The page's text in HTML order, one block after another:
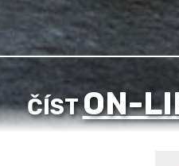
ČÍSTON-